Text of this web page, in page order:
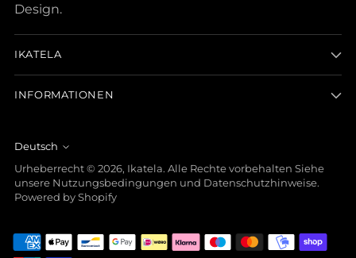
Design.
IKATELA
INFORMATIONEN
Sprache
Deutsch
Urheberrecht © 2026, Ikatela. Alle Rechte vorbehalten Siehe
unsere Nutzungsbedingungen und Datenschutzhinweise.
Powered by Shopify